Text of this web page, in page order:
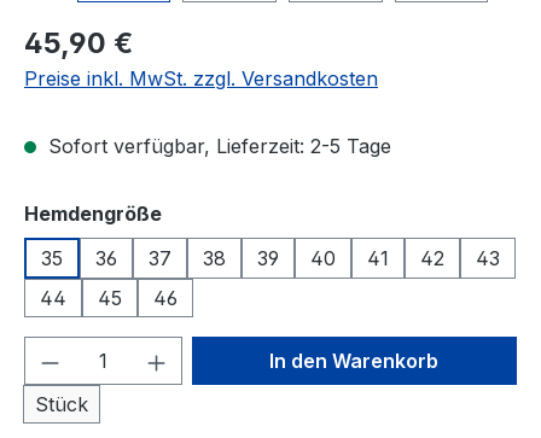
Regulärer Preis:
45,90 €
Preise inkl. MwSt. zzgl. Versandkosten
Sofort verfügbar, Lieferzeit: 2-5 Tage
Hemdengrößeauswählen
35
36 37 38 39 40 41 42
43
44
45 46
Produkt Anzahl: Gib den
Stück
In den Warenkorb